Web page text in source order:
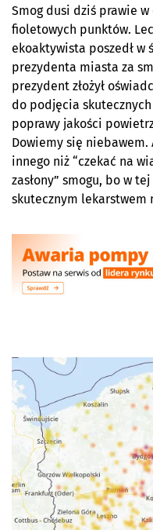
Smog dusi dziś prawie
fioletowych punktów.
ekoaktywista poszedł w
prezydenta miasta za
prezydent złożył
do podjęcia
poprawy jakości
Dowiemy się
innego niż “czekać na
zasłony” smogu, bo w
skutecznym lekarstwem